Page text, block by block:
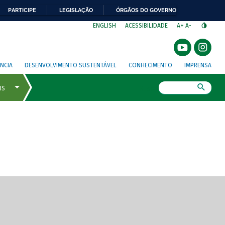
PARTICIPE LEGISLAÇÃO ÓRGÃOS DO GOVERNO
ENGLISH ACESSIBILIDADE A+ A-
DESENVOLVIMENTO SUSTENTÁVEL CONHECIMENTO IMPRENSA
de tela